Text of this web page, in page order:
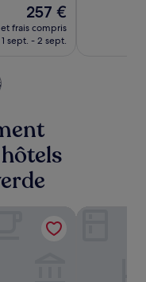
Le
nouveau
prix
257 €
frais compris
1 sept. - 2 sept.
Hotel